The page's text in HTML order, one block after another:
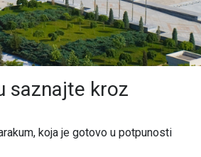
saznajte kroz
koja je gotovo u potpunosti